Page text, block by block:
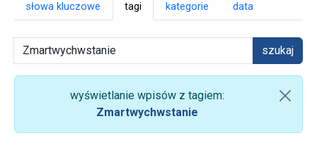
słowa kluczowe tagi kategorie data
szukaj
wyświetlanie wpisów z tagiem:
Zmartwychwstanie